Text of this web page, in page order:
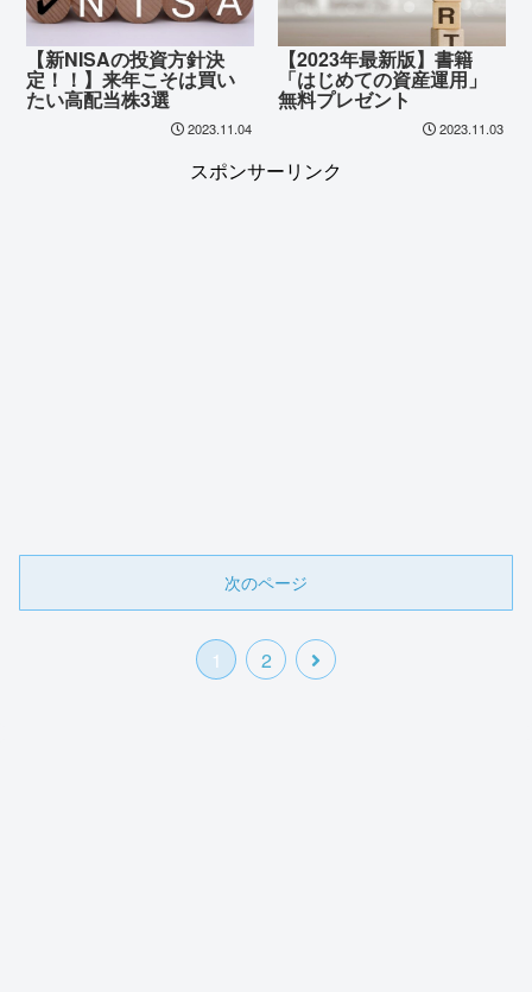
【新NISAの投資方針決
定！！】来年こそは買い
たい高配当株3選
2023.11.04
【2023年最新版】書籍
「はじめての資産運用」
無料プレゼント
2023.11.03
スポンサーリンク
次のページ
1 2